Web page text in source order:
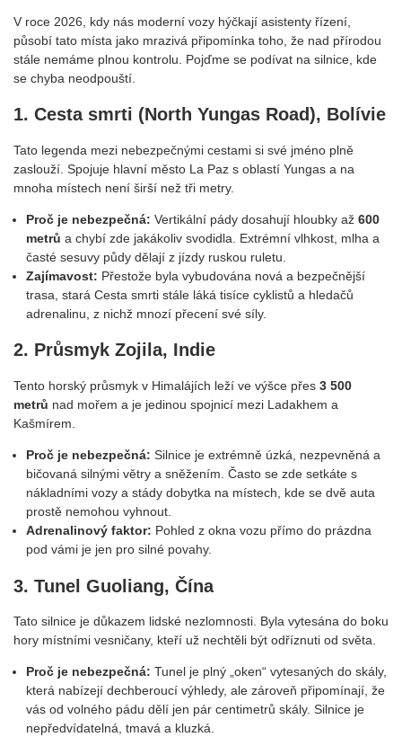
V roce 2026, kdy nás moderní vozy hýčkají asistenty řízení,
působí tato místa jako mrazivá připomínka toho, že nad přírodou
stále nemáme plnou kontrolu. Pojďme se podívat na silnice, kde
se chyba neodpouští.
1. Cesta smrti (North Yungas Road), Bolívie
Tato legenda mezi nebezpečnými cestami si své jméno plně
zaslouží. Spojuje hlavní město La Paz s oblastí Yungas a na
mnoha místech není širší než tři metry.
Proč je nebezpečná: Vertikální pády dosahují hloubky až 600
metrů a chybí zde jakákoliv svodidla. Extrémní vlhkost, mlha a
časté sesuvy půdy dělají z jízdy ruskou ruletu.
Zajímavost: Přestože byla vybudována nová a bezpečnější
trasa, stará Cesta smrti stále láká tisíce cyklistů a hledačů
adrenalinu, z nichž mnozí přecení své síly.
2. Průsmyk Zojila, Indie
Tento horský průsmyk v Himalájích leží ve výšce přes 3 500
metrů nad mořem a je jedinou spojnicí mezi Ladakhem a
Kašmírem.
Proč je nebezpečná: Silnice je extrémně úzká, nezpevněná a
bičovaná silnými větry a sněžením. Často se zde setkáte s
nákladními vozy a stády dobytka na místech, kde se dvě auta
prostě nemohou vyhnout.
Adrenalinový faktor: Pohled z okna vozu přímo do prázdna
pod vámi je jen pro silné povahy.
3. Tunel Guoliang, Čína
Tato silnice je důkazem lidské nezlomnosti. Byla vytesána do boku
hory místními vesničany, kteří už nechtěli být odříznuti od světa.
Proč je nebezpečná: Tunel je plný „oken“ vytesaných do skály,
která nabízejí dechberoucí výhledy, ale zároveň připomínají, že
vás od volného pádu dělí jen pár centimetrů skály. Silnice je
nepředvídatelná, tmavá a kluzká.